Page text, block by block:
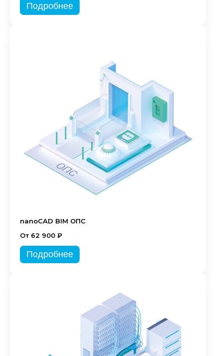
Подробнее
nanoCAD BIM ОПС
От 62 900 ₽
Подробнее